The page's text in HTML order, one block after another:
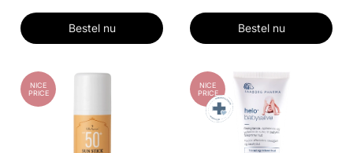
Bestel nu Bestel nu
NICE
PRICE
NICE
PRICE